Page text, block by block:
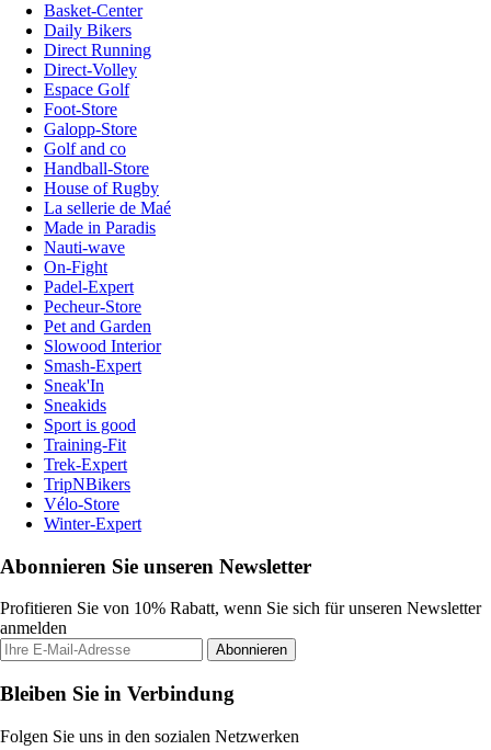
Basket-Center
Daily Bikers
Direct Running
Direct-Volley
Espace Golf
Foot-Store
Galopp-Store
Golf and co
Handball-Store
House of Rugby
La sellerie de Maé
Made in Paradis
Nauti-wave
On-Fight
Padel-Expert
Pecheur-Store
Pet and Garden
Slowood Interior
Smash-Expert
Sneak'In
Sneakids
Sport is good
Training-Fit
Trek-Expert
TripNBikers
Vélo-Store
Winter-Expert
Abonnieren Sie unseren Newsletter
Profitieren Sie von 10% Rabatt, wenn Sie sich für unseren Newsletter
anmelden
Abonnieren
Bleiben Sie in Verbindung
Folgen Sie uns in den sozialen Netzwerken